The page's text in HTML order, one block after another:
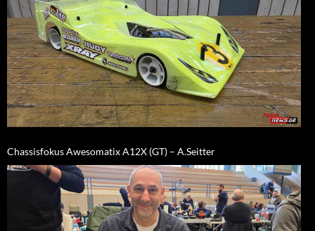
Chassisfokus Awesomatix A12X (GT) – A.Seitter